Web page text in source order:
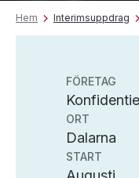
Hem Interimsuppdrag
FÖRETAG
ORT
Dalarna
START